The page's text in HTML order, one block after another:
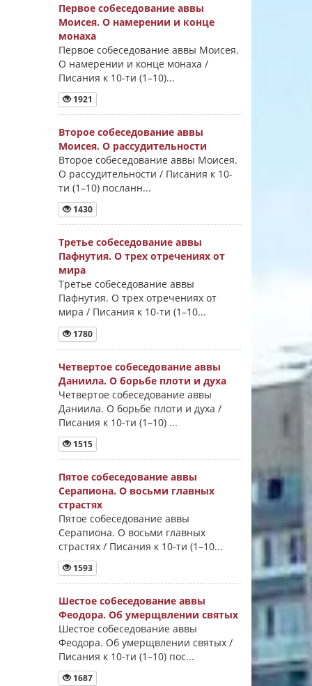
Первое собеседование аввы
Моисея. О намерении и конце
монаха
Первое собеседование аввы Моисея.
О намерении и конце монаха /
Писания к 10-ти (1–10)...
1921
Второе собеседование аввы
Моисея. О рассудительности
Второе собеседование аввы Моисея.
О рассудительности / Писания к 10-
ти (1–10) посланн...
1430
Третье собеседование аввы
Пафнутия. О трех отречениях от
мира
Третье собеседование аввы
Пафнутия. О трех отречениях от
мира / Писания к 10-ти (1–10...
1780
Четвертое собеседование аввы
Даниила. О борьбе плоти и духа
Четвертое собеседование аввы
Даниила. О борьбе плоти и духа /
Писания к 10-ти (1–10) ...
1515
Пятое собеседование аввы
Серапиона. О восьми главных
страстях
Пятое собеседование аввы
Серапиона. О восьми главных
страстях / Писания к 10-ти (1–10...
1593
Шестое собеседование аввы
Феодора. Об умерщвлении святых
Шестое собеседование аввы
Феодора. Об умерщвлении святых /
Писания к 10-ти (1–10) пос...
1687